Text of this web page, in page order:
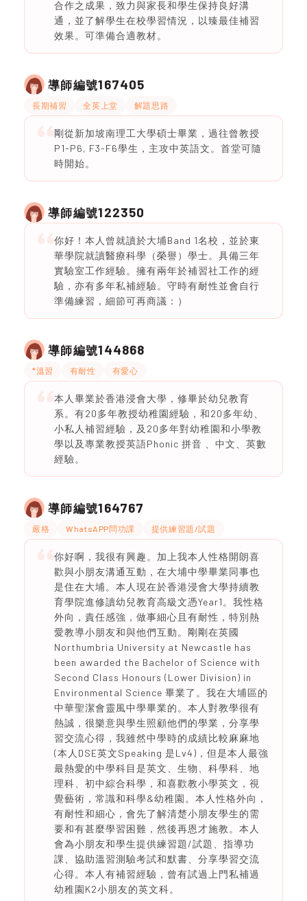
合作之成果，致力與家長和學生保持良好溝
通，並了解學生在校學習情況，以臻最佳補習
效果。可準備合適教材。
導師編號167405
長期補習 全英上堂 解題思路
剛從新加坡南理工大學碩士畢業，過往曾教授
P1-P6, F3-F6學生，主攻中英語文。首堂可隨
時開始。
導師編號122350
你好！本人曾就讀於大埔Band 1名校，並於東
華學院就讀醫療科學（榮譽）學士。具備三年
實驗室工作經驗。擁有兩年於補習社工作的經
驗，亦有多年私補經驗。守時有耐性並會自行
準備練習，細節可再商議：）
導師編號144868
*溫習 有耐性 有愛心
本人畢業於香港浸會大學，修畢於幼兒教育
系。有20多年教授幼稚園經驗，和20多年幼、
小私人補習經驗，及20多年對幼稚園和小學教
學以及專業教授英語Phonic 拼音 、中文、英數
經驗。
導師編號164767
嚴格 WhatsAPP問功課 提供練習題/試題
你好啊，我很有興趣。加上我本人性格開朗喜
歡與小朋友溝通互動，在大埔中學畢業同事也
是住在大埔。本人現在於香港浸會大學持續教
育學院進修讀幼兒教育高級文憑Year1。我性格
外向，責任感強，做事細心且有耐性，特別熱
愛教導小朋友和與他們互動。剛剛在英國
Northumbria University at Newcastle has
been awarded the Bachelor of Science with
Second Class Honours (Lower Division) in
Environmental Science 畢業了。我在大埔區的
中華聖潔會靈風中學畢業的。本人對教學很有
熱誠，很樂意與學生照顧他們的學業，分享學
習交流心得，我雖然中學時的成績比較麻麻地
(本人DSE英文Speaking 是Lv4)，但是本人最強
最熱愛的中學科目是英文、生物、科學科、地
理科、初中綜合科學，和喜歡教小學英文，視
覺藝術，常識和科學&幼稚園。本人性格外向，
有耐性和細心，會先了解清楚小朋友學生的需
要和有甚麼學習困難，然後再恩才施教。本人
會為小朋友和學生提供練習題/試題、指導功
課、協助溫習測驗考試和默書、分享學習交流
心得。本人有補習經驗，曾有試過上門私補過
幼稚園K2小朋友的英文科。